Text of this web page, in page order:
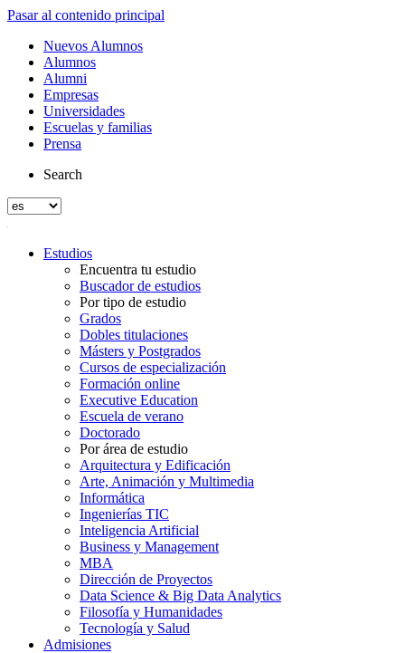
Pasar al contenido principal
Nuevos Alumnos
Alumnos
Alumni
Empresas
Universidades
Escuelas y familias
Prensa
Search
Estudios
Encuentra tu estudio
Buscador de estudios
Por tipo de estudio
Grados
Dobles titulaciones
Másters y Postgrados
Cursos de especialización
Formación online
Executive Education
Escuela de verano
Doctorado
Por área de estudio
Arquitectura y Edificación
Arte, Animación y Multimedia
Informática
Ingenierías TIC
Inteligencia Artificial
Business y Management
MBA
Dirección de Proyectos
Data Science & Big Data Analytics
Filosofía y Humanidades
Tecnología y Salud
Admisiones